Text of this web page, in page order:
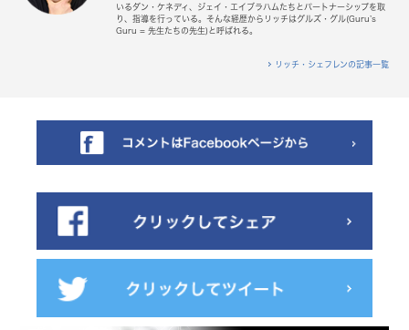
いるダン・ケネディ、ジェイ・エイブラハムたちとパートナーシップを取
り、指導を行っている。そんな経歴からリッチはグルズ・グル(Guru’s
Guru = 先生たちの先生)と呼ばれる。
リッチ・シェフレンの記事一覧